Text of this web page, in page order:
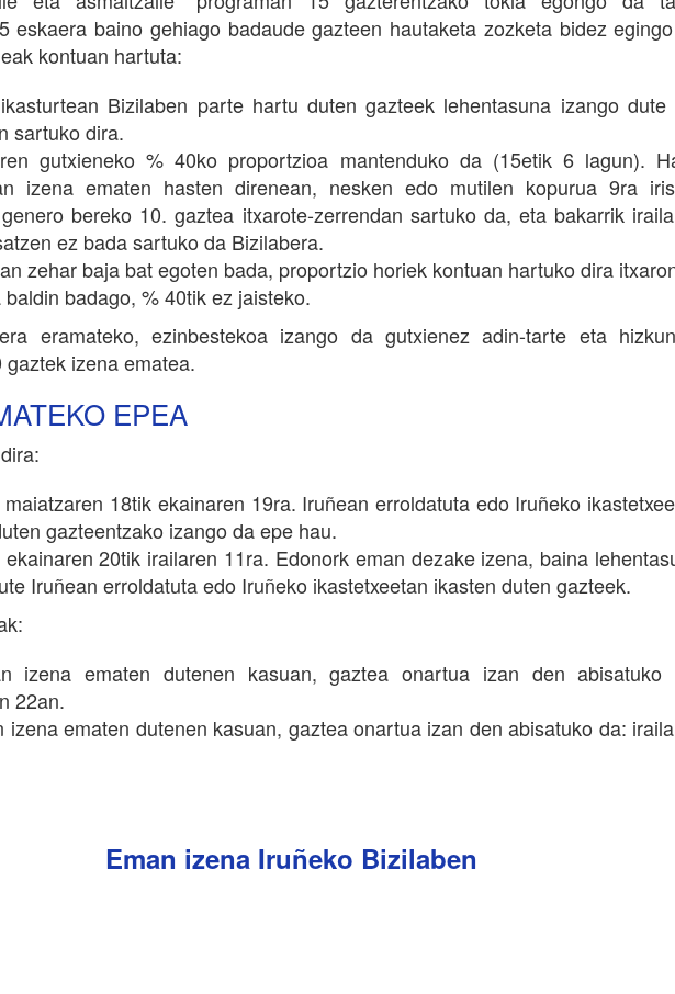
eskaera baino gehiago badaude gazteen hautaketa zozketa bidez
kontuan hartuta:
Bizilaben parte hartu duten gazteek lehentasuna izango dute
sartuko dira.
gutxieneko % 40ko proportzioa mantenduko da (15etik 6 lagun).
izena ematen hasten direnean, nesken edo mutilen kopurua 9ra
bereko 10. gaztea itxarote-zerrendan sartuko da, eta bakarrik
ez bada sartuko da Bizilabera.
zehar baja bat egoten bada, proportzio horiek kontuan hartuko dira
badago, % 40tik ez jaisteko.
eramateko, ezinbestekoa izango da gutxienez adin-tarte eta
gaztek izena ematea.
EPEA
18tik ekainaren 19ra. Iruñean erroldatuta edo Iruñeko
gazteentzako izango da epe hau.
20tik irailaren 11ra. Edonork eman dezake izena, baina
Iruñean erroldatuta edo Iruñeko ikastetxeetan ikasten duten gazteek.
izena ematen dutenen kasuan, gaztea onartua izan den abisatuko
22an.
izena ematen dutenen kasuan, gaztea onartua izan den abisatuko da:
Eman izena Iruñeko Bizilaben